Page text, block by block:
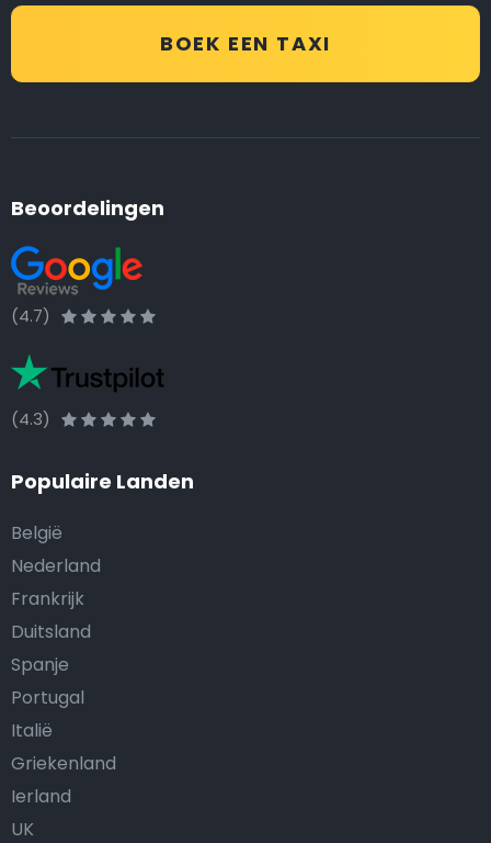
BOEK EEN TAXI
Beoordelingen
(4.7)
(4.3)
Populaire Landen
België
Nederland
Frankrijk
Duitsland
Spanje
Portugal
Italië
Griekenland
Ierland
UK